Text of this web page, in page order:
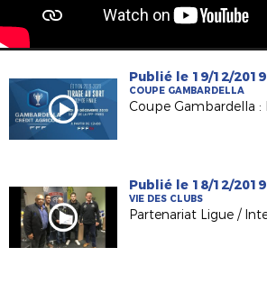
Publié le 19/12/2019
COUPE GAMBARDELLA
Publié le 18/12/2019
VIE DES CLUBS